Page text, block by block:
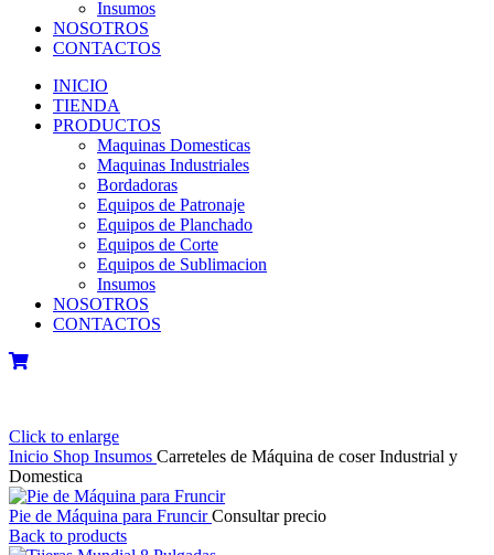
Insumos
NOSOTROS
CONTACTOS
INICIO
TIENDA
PRODUCTOS
Maquinas Domesticas
Maquinas Industriales
Bordadoras
Equipos de Patronaje
Equipos de Planchado
Equipos de Corte
Equipos de Sublimacion
Insumos
NOSOTROS
CONTACTOS
Click to enlarge
Inicio Shop Insumos Carreteles de Máquina de coser Industrial y
Domestica
Pie de Máquina para FruncirConsultar precio
Back to products